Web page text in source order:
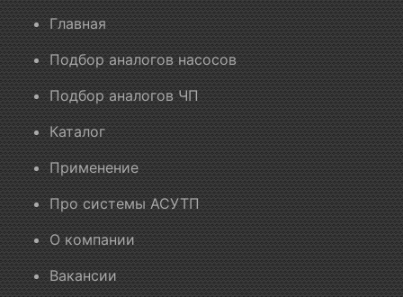
Главная
Подбор аналогов насосов
Подбор аналогов ЧП
Каталог
Применение
Про системы АСУТП
О компании
Вакансии